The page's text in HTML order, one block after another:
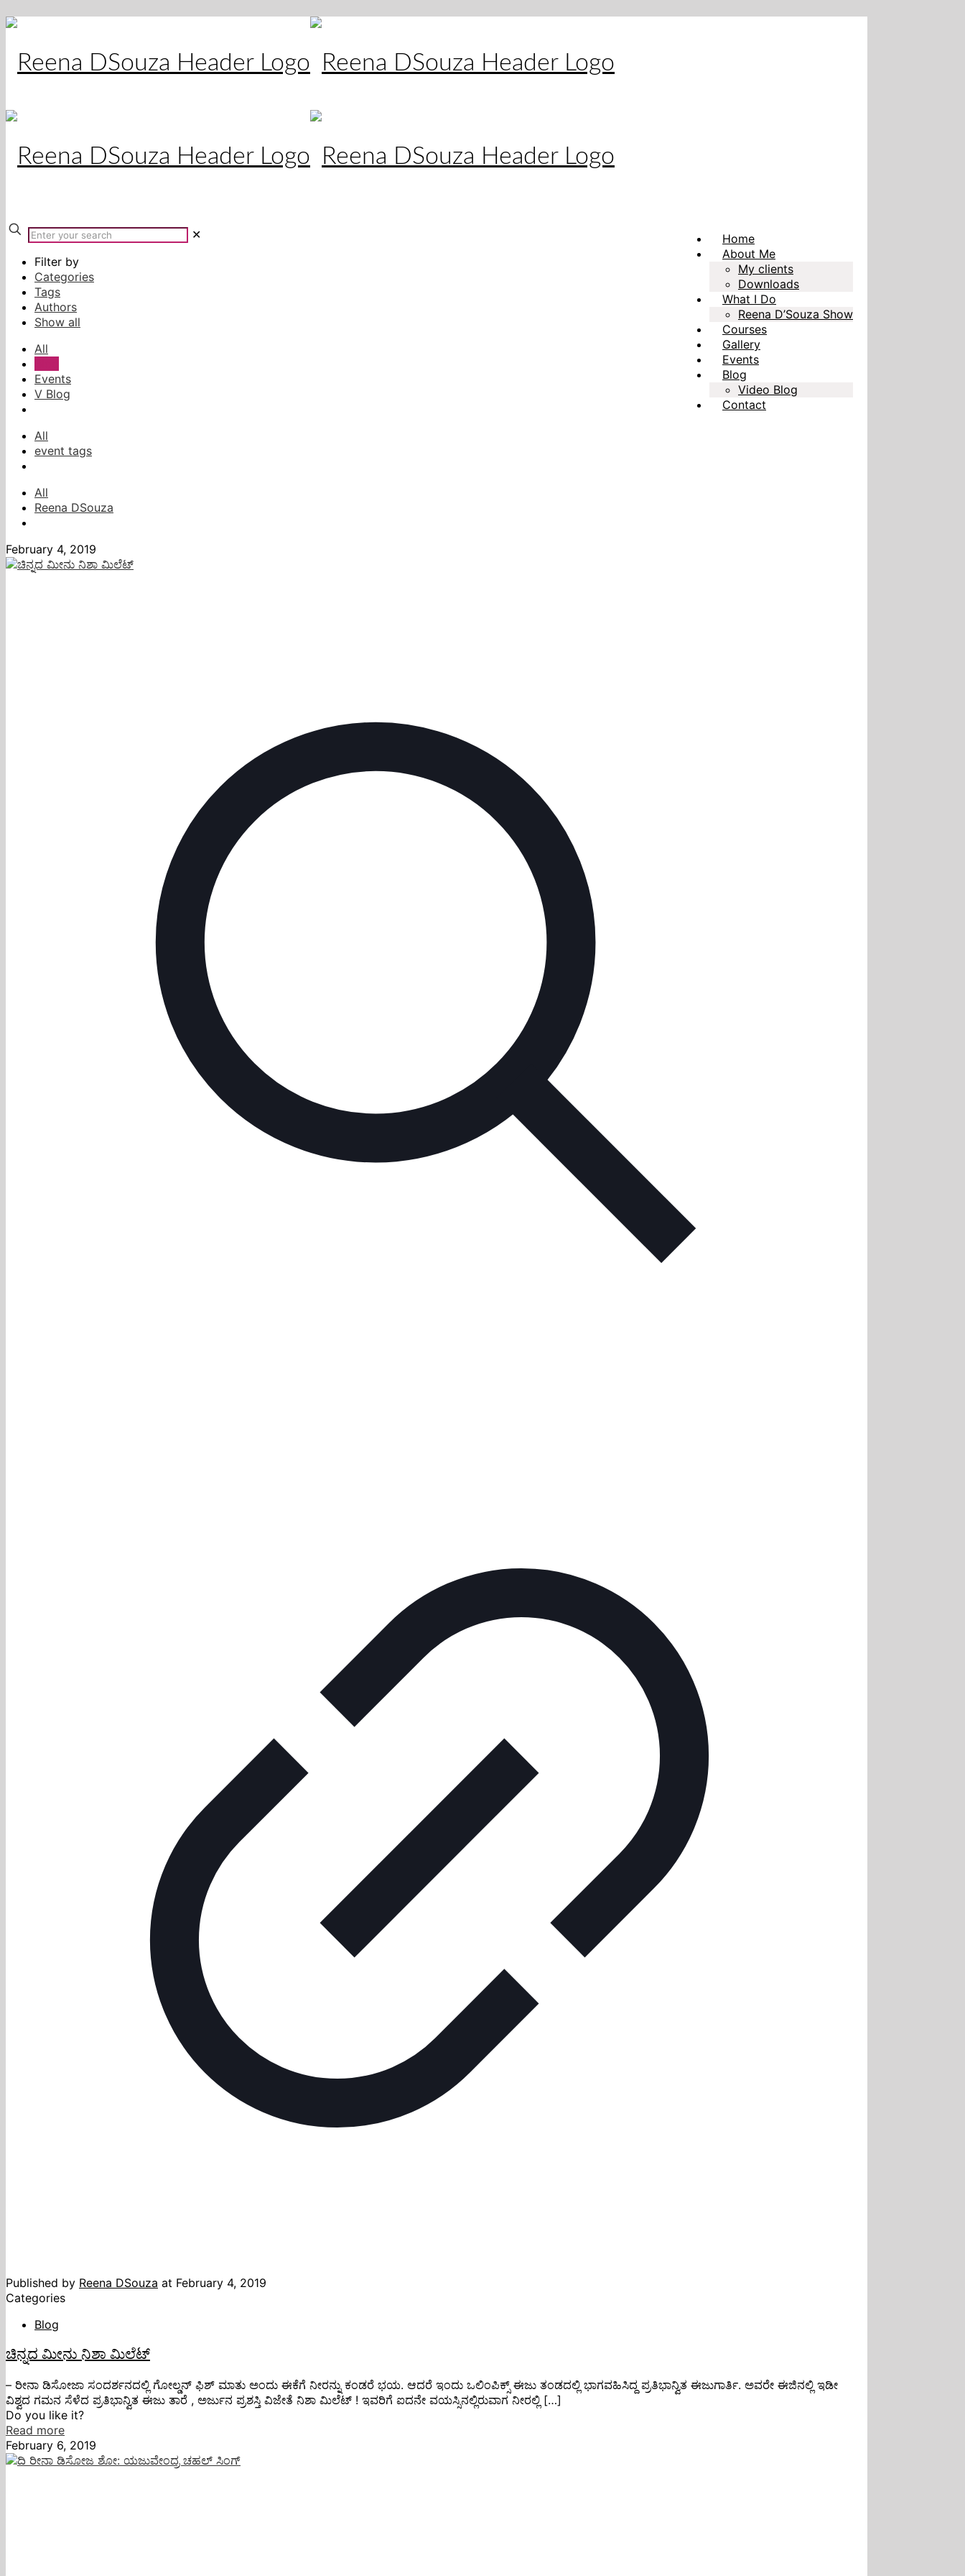
Home
About Me
My clients
Downloads
What I Do
Reena D’Souza Show
Courses
Gallery
Events
Blog
Video Blog
Contact
✕
Filter by
Categories
Tags
Authors
Show all
All
Events
V Blog
All
event tags
All
Reena DSouza
February 4, 2019
Published by Reena DSouza at February 4, 2019
Categories
Blog
ಚಿನ್ನದ ಮೀನು ನಿಶಾ ಮಿಲೆಟ್
– ರೀನಾ ಡಿಸೋಜಾ ಸಂದರ್ಶನದಲ್ಲಿ ಗೋಲ್ಡನ್ ಫಿಶ್ ಮಾತು ಅಂದು ಈಕೆಗೆ ನೀರನ್ನು ಕಂಡರೆ ಭಯ. ಆದರೆ ಇಂದು ಒಲಿಂಪಿಕ್ಸ್ ಈಜು ತಂಡದಲ್ಲಿ ಭಾಗವಹಿಸಿದ್ದ ಪ್ರತಿಭಾನ್ವಿತ ಈಜುಗಾರ್ತಿ. ಅವರೇ ಈಜಿನಲ್ಲಿ ಇಡೀ
ವಿಶ್ವದ ಗಮನ ಸೆಳೆದ ಪ್ರತಿಭಾನ್ವಿತ ಈಜು ತಾರೆ , ಅರ್ಜುನ ಪ್ರಶಸ್ತಿ ವಿಜೇತೆ ನಿಶಾ ಮಿಲೆಟ್ ! ಇವರಿಗೆ ಐದನೇ ವಯಸ್ಸಿನಲ್ಲಿರುವಾಗ ನೀರಲ್ಲಿ […]
Do you like it?
Read more
February 6, 2019